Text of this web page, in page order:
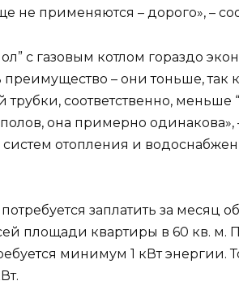
не применяются – дорого», –
с газовым котлом гораздо
преимущество – они тоньше, так
соответственно, меньше
она примерно одинакова»,
отопления и
заплатить за месяц
площади квартиры в 60 кв. м.
минимум 1 кВт энергии.